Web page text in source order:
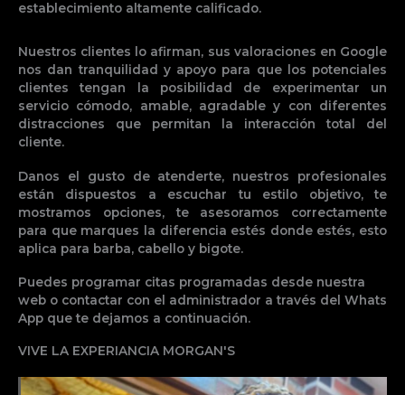
establecimiento altamente calificado.
Nuestros clientes lo afirman, sus valoraciones en Google
nos dan tranquilidad y apoyo para que los potenciales
clientes tengan la posibilidad de experimentar un
servicio cómodo, amable, agradable y con diferentes
distracciones que permitan la interacción total del
cliente.
Danos el gusto de atenderte, nuestros profesionales
están dispuestos a escuchar tu estilo objetivo, te
mostramos opciones, te asesoramos correctamente
para que marques la diferencia estés donde estés, esto
aplica para barba, cabello y bigote.
Puedes programar citas programadas desde nuestra
web o contactar con el administrador a través del Whats
App que te dejamos a continuación.
VIVE LA EXPERIANCIA MORGAN'S